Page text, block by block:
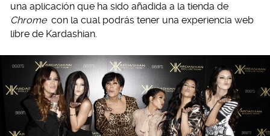
una aplicación que ha sido añadida a la tienda de
Chrome con la cual podrás tener una experiencia web
libre de Kardashian.